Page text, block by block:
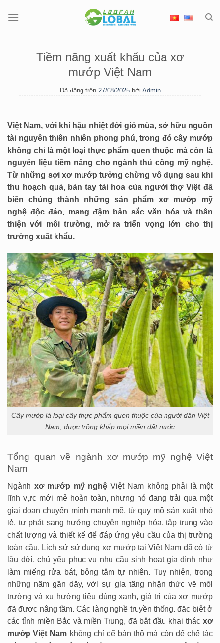
đến
Tiềm năng xuất khẩu của xơ
mướp Việt Nam
Đã đăng trên 27/08/2025 bởi Admin
Việt Nam, với khí hậu nhiệt đới gió mùa, sở hữu nguồn
tài nguyên thiên nhiên phong phú, trong đó cây mướp
không chỉ là một loại thực phẩm quen thuộc mà còn là
nguyên liệu tiềm năng cho ngành thủ công mỹ nghệ.
Từ những sợi xơ mướp tưởng chừng vô dụng sau khi
thu hoạch quả, bàn tay tài hoa của người thợ Việt đã
biến chúng thành những sản phẩm xơ mướp mỹ
nghệ độc đáo, mang đậm bản sắc văn hóa và thân
thiện với môi trường, mở ra triển vọng lớn cho thị
trường xuất khẩu.
Cây mướp là loại cây thực phẩm quen thuộc của người dân Việt
Nam, được trồng khắp mọi miền đất nước
Tổng quan về ngành xơ mướp mỹ nghệ Việt
Nam
Ngành xơ mướp mỹ nghệ Việt Nam không phải là một
lĩnh vực mới mẻ hoàn toàn, nhưng nó đang trải qua một
giai đoạn chuyển mình mạnh mẽ, từ quy mô sản xuất nhỏ
lẻ, tự phát sang hướng chuyên nghiệp hóa, tập trung vào
chất lượng và thiết kế để đáp ứng yêu cầu của thị trường
toàn cầu. Lịch sử sử dụng xơ mướp tại Việt Nam đã có từ
lâu đời, chủ yếu phục vụ nhu cầu sinh hoạt gia đình như
làm miếng rửa bát, bông tắm tự nhiên. Tuy nhiên, trong
những năm gần đây, với sự gia tăng nhận thức về môi
trường và xu hướng tiêu dùng xanh, giá trị của xơ mướp
đã được nâng tầm. Các làng nghề truyền thống, đặc biệt ở
các tỉnh miền Bắc và miền Trung, đã bắt đầu khai thác xơ
mướp Việt Nam không chỉ để bán thô mà còn để chế tác